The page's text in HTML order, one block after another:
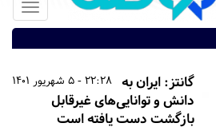
Toggle
22:28 - 5 شهریور 1401
گانتز: ایران به
دانش و توانایی‌های غیرقابل
بازگشت دست یافته است